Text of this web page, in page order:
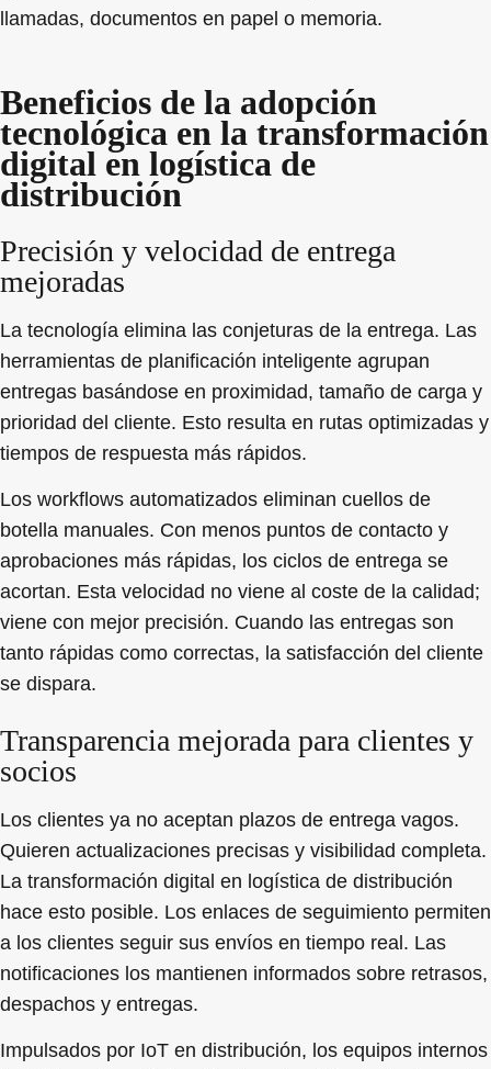
llamadas, documentos en papel o memoria.
Beneficios de la adopción
tecnológica en la transformación
digital en logística de
distribución
Precisión y velocidad de entrega
mejoradas
La tecnología elimina las conjeturas de la entrega. Las
herramientas de planificación inteligente agrupan
entregas basándose en proximidad, tamaño de carga y
prioridad del cliente. Esto resulta en rutas optimizadas y
tiempos de respuesta más rápidos.
Los workflows automatizados eliminan cuellos de
botella manuales. Con menos puntos de contacto y
aprobaciones más rápidas, los ciclos de entrega se
acortan. Esta velocidad no viene al coste de la calidad;
viene con mejor precisión. Cuando las entregas son
tanto rápidas como correctas, la satisfacción del cliente
se dispara.
Transparencia mejorada para clientes y
socios
Los clientes ya no aceptan plazos de entrega vagos.
Quieren actualizaciones precisas y visibilidad completa.
La transformación digital en logística de distribución
hace esto posible. Los enlaces de seguimiento permiten
a los clientes seguir sus envíos en tiempo real. Las
notificaciones los mantienen informados sobre retrasos,
despachos y entregas.
Impulsados por IoT en distribución, los equipos internos